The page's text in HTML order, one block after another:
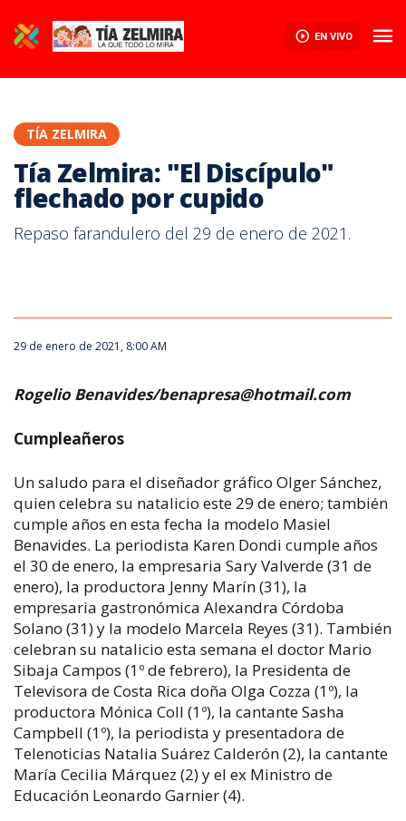
EN VIVO
TÍA ZELMIRA
Tía Zelmira: "El Discípulo"
flechado por cupido
Repaso farandulero del 29 de enero de 2021.
29 de enero de 2021, 8:00 AM
Rogelio Benavides/benapresa@hotmail.com
Cumpleañeros
Un saludo para el diseñador gráfico Olger Sánchez,
quien celebra su natalicio este 29 de enero; también
cumple años en esta fecha la modelo Masiel
Benavides. La periodista Karen Dondi cumple años
el 30 de enero, la empresaria Sary Valverde (31 de
enero), la productora Jenny Marín (31), la
empresaria gastronómica Alexandra Córdoba
Solano (31) y la modelo Marcela Reyes (31). También
celebran su natalicio esta semana el doctor Mario
Sibaja Campos (1º de febrero), la Presidenta de
Televisora de Costa Rica doña Olga Cozza (1º), la
productora Mónica Coll (1º), la cantante Sasha
Campbell (1º), la periodista y presentadora de
Telenoticias Natalia Suárez Calderón (2), la cantante
María Cecilia Márquez (2) y el ex Ministro de
Educación Leonardo Garnier (4).